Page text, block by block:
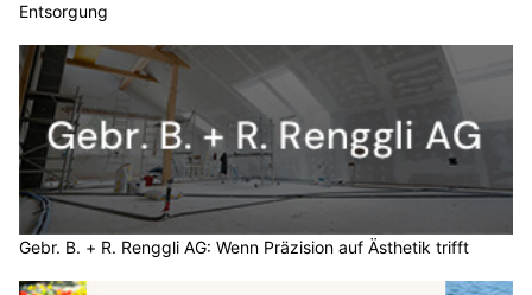
Entsorgung
Gebr. B. + R. Renggli AG: Wenn Präzision auf Ästhetik trifft